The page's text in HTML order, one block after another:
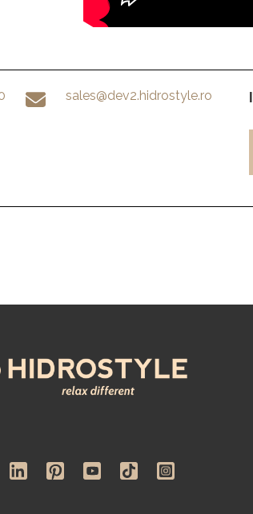
sales@dev2.hidrostyle.ro